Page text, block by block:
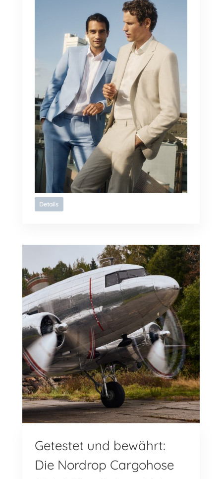
Details
Getestet und bewährt:
Die Nordrop Cargohose